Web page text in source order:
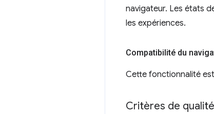
navigateur. Les états
les expériences.
Compatibilité du
Cette fonctionnalité
Critères de qualité